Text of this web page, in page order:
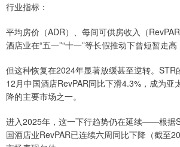
行业指标：
平均房价（ADR）、每间可供房收入（
酒店业在“五一”“十一”等长假推动下曾短暂走高
但这种恢复在2024年显著放缓甚至逆转。STR
12月中国酒店RevPAR同比下滑4.3%，成为亚
降的主要市场之一。
进入2025年，这一下行趋势仍在延续——根据
国酒店业RevPAR已连续六周同比下降（截至